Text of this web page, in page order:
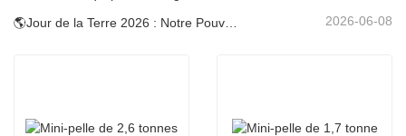
🌎Jour de la Terre 2026 : Notre Pouvoir, Notre Planète — Atteindre une Construction Bas Carbone avec les Mini-pelles Carter 2026-06-08